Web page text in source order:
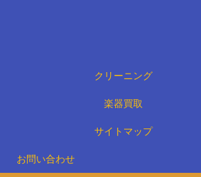
クリーニング
楽器買取
サイトマップ
お問い合わせ